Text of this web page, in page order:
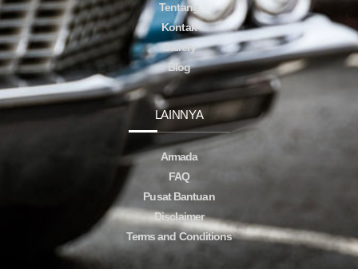
Tentang
Kontak
Gallery
Blog
LAINNYA
Armada
FAQ
Pusat Bantuan
Disclaimer
Terms and Conditions